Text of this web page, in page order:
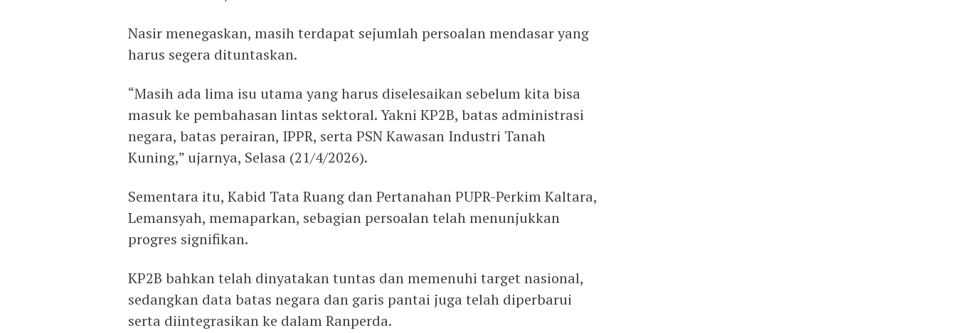
Nasir menegaskan, masih terdapat sejumlah persoalan mendasar yang
harus segera dituntaskan.
“Masih ada lima isu utama yang harus diselesaikan sebelum kita bisa
masuk ke pembahasan lintas sektoral. Yakni KP2B, batas administrasi
negara, batas perairan, IPPR, serta PSN Kawasan Industri Tanah
Kuning,” ujarnya, Selasa (21/4/2026).
Sementara itu, Kabid Tata Ruang dan Pertanahan PUPR-Perkim Kaltara,
Lemansyah, memaparkan, sebagian persoalan telah menunjukkan
progres signifikan.
KP2B bahkan telah dinyatakan tuntas dan memenuhi target nasional,
sedangkan data batas negara dan garis pantai juga telah diperbarui
serta diintegrasikan ke dalam Ranperda.